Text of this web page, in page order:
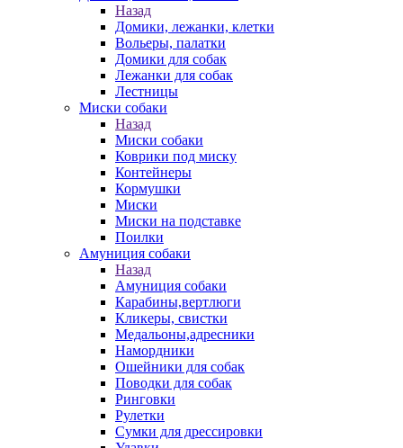
Назад
Домики, лежанки, клетки
Вольеры, палатки
Домики для собак
Лежанки для собак
Лестницы
Миски собаки
Назад
Миски собаки
Коврики под миску
Контейнеры
Кормушки
Миски
Миски на подставке
Поилки
Амуниция собаки
Назад
Амуниция собаки
Карабины,вертлюги
Кликеры, свистки
Медальоны,адресники
Намордники
Ошейники для собак
Поводки для собак
Ринговки
Рулетки
Сумки для дрессировки